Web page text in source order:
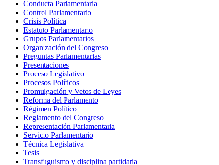
Conducta Parlamentaria
Control Parlamentario
Crisis Política
Estatuto Parlamentario
Grupos Parlamentarios
Organización del Congreso
Preguntas Parlamentarias
Presentaciones
Proceso Legislativo
Procesos Políticos
Promulgación y Vetos de Leyes
Reforma del Parlamento
Régimen Político
Reglamento del Congreso
Representación Parlamentaria
Servicio Parlamentario
Técnica Legislativa
Tesis
Transfuguismo y disciplina partidaria